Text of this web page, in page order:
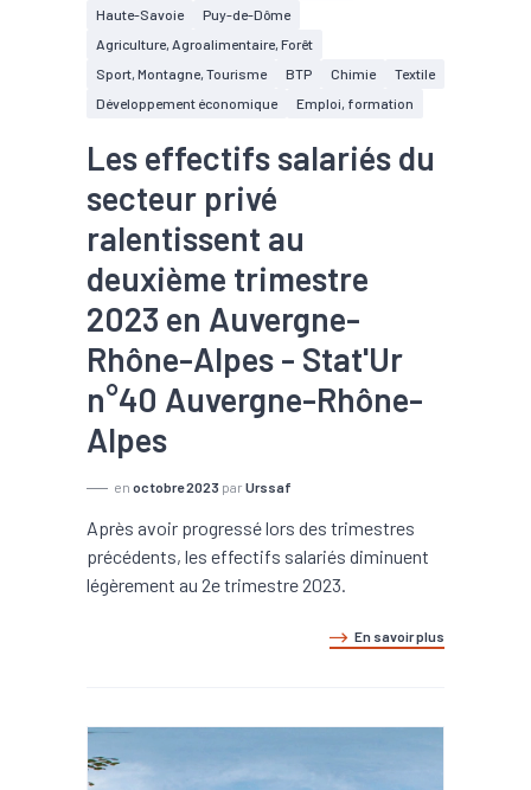
Haute-Savoie
Puy-de-Dôme
Agriculture, Agroalimentaire, Forêt
Sport, Montagne, Tourisme
BTP Chimie
Textile
Développement économique
Emploi, formation
Les effectifs salariés du
secteur privé
ralentissent au
deuxième trimestre
2023 en Auvergne-
Rhône-Alpes - Stat'Ur
n°40 Auvergne-Rhône-
Alpes
en octobre 2023 par Urssaf
Après avoir progressé lors des trimestres
précédents, les effectifs salariés diminuent
légèrement au 2e trimestre 2023.
En savoir plus